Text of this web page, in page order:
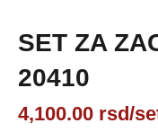
SET ZA
20410
4,100.00 rsd/